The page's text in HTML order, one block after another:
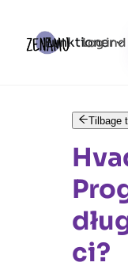
Funktioner
Log ind
Tilbage
ci?